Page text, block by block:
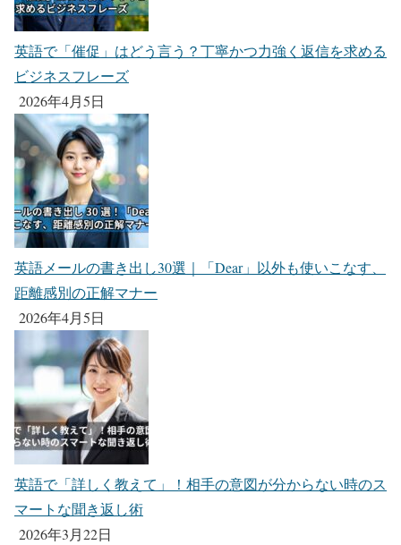
英語で「催促」はどう言う？丁寧かつ力強く返信を求める
ビジネスフレーズ
2026年4月5日
英語メールの書き出し30選｜「Dear」以外も使いこなす、
距離感別の正解マナー
2026年4月5日
英語で「詳しく教えて」！相手の意図が分からない時のス
マートな聞き返し術
2026年3月22日